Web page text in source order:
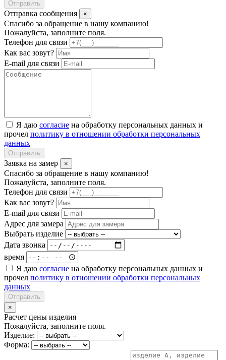
Отправить
Отправка сообщения ×
Спасибо за обращение в нашу компанию!
Пожалуйста, заполните поля.
Телефон для связи
Как вас зовут?
E-mail для связи
Я даю согласие на обработку персональных данных и
прочел политику в отношении обработки персональных
данных
Отправить
Заявка на замер ×
Спасибо за обращение в нашу компанию!
Пожалуйста, заполните поля.
Телефон для связи
Как вас зовут?
E-mail для связи
Адрес для замера
Выбрать изделие
Дата звонка
время
Я даю согласие на обработку персональных данных и
прочел политику в отношении обработки персональных
данных
Отправить
×
Расчет цены изделия
Пожалуйста, заполните поля.
Изделие:
Форма: